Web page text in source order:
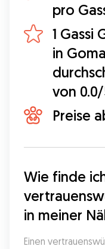
pro
1 Gassi
in
von
Preise
Wie finde
in meiner
Einen